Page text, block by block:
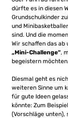
dürfte es in diesen
Grundschulkinder
und
sind. Und die
Wir schaffen das ab
„Mini-Challenge“,
begeistern
Diesmal geht es
weiteren Sinne um
für gute Ideen
könnte: Zum
(Vorschläge unten),